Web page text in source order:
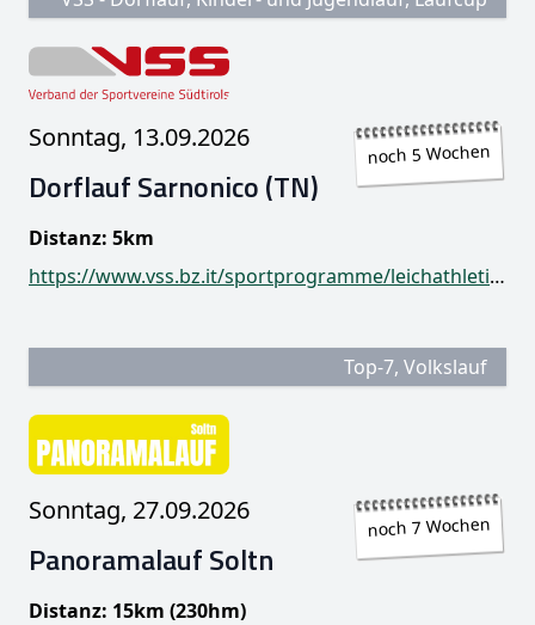
Kalender
Berglauf Kaltern-Mendel
Crosslauf Kaltern
Kinder- und Jugendlauf
noch 5 Wochen
Sonntag, 13.09.2026
Dorflauf Sarnonico (TN)
Distanz: 5km
https://www.vss.bz.it/sportprogramme/leichathletik/terminkalender
Top-7, Volkslauf
noch 7 Wochen
Sonntag, 27.09.2026
Panoramalauf Soltn
Distanz: 15km (230hm)